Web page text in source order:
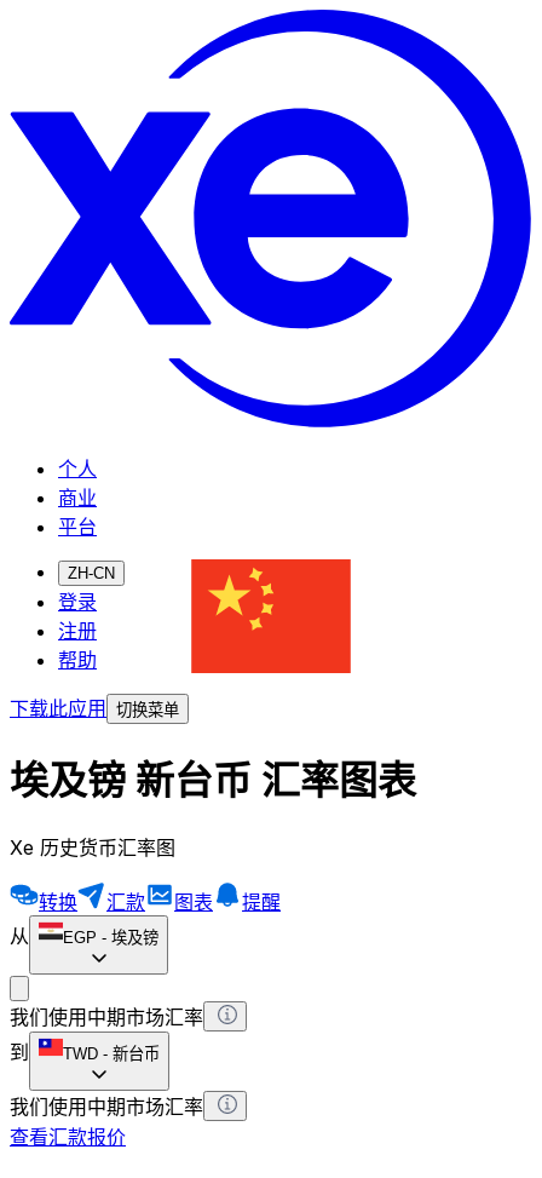
个人
商业
平台
ZH-CN
登录
注册
帮助
下载此应用
切换菜单
埃及镑 新台币 汇率图表
Xe 历史货币汇率图
转换 汇款 图表
提醒
从
EGP - 埃及镑
我们使用中期市场汇率
到
TWD - 新台币
我们使用中期市场汇率
查看汇款报价